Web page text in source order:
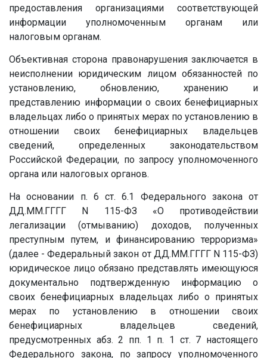
предоставления организациями соответствующей
информации уполномоченным органам или
налоговым органам.
Объективная сторона правонарушения заключается в
неисполнении юридическим лицом обязанностей по
установлению, обновлению, хранению и
представлению информации о своих бенефициарных
владельцах либо о принятых мерах по установлению в
отношении своих бенефициарных владельцев
сведений, определенных законодательством
Российской Федерации, по запросу уполномоченного
органа или налоговых органов.
На основании п. 6 ст. 6.1 Федерального закона от
ДД.ММ.ГГГГ N 115-ФЗ «О противодействии
легализации (отмыванию) доходов, полученных
преступным путем, и финансированию терроризма»
(далее - Федеральный закон от ДД.ММ.ГГГГN 115-ФЗ)
юридическое лицо обязано представлять имеющуюся
документально подтвержденную информацию о
своих бенефициарных владельцах либо о принятых
мерах по установлению в отношении своих
бенефициарных владельцев сведений,
предусмотренных абз. 2 пп. 1 п. 1 ст. 7 настоящего
Федерального закона, по запросу уполномоченного